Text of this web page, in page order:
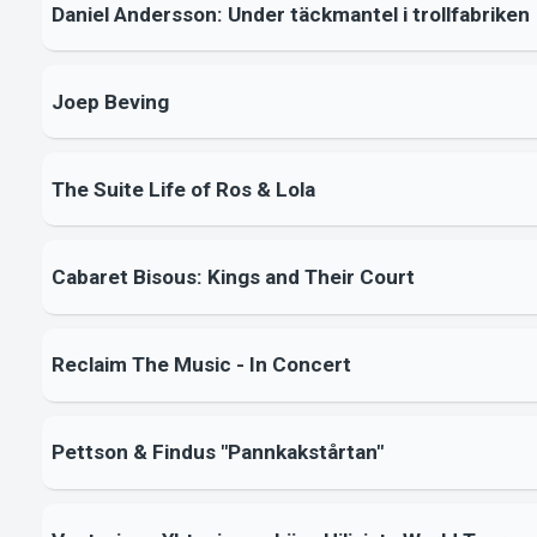
Daniel Andersson: Under täckmantel i trollfabriken
Joep Beving
The Suite Life of Ros & Lola
Cabaret Bisous: Kings and Their Court
Reclaim The Music - In Concert
Pettson & Findus "Pannkakstårtan"